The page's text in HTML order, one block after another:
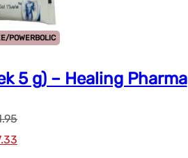
POWERBOLIC
5 g) – Healing Pharma